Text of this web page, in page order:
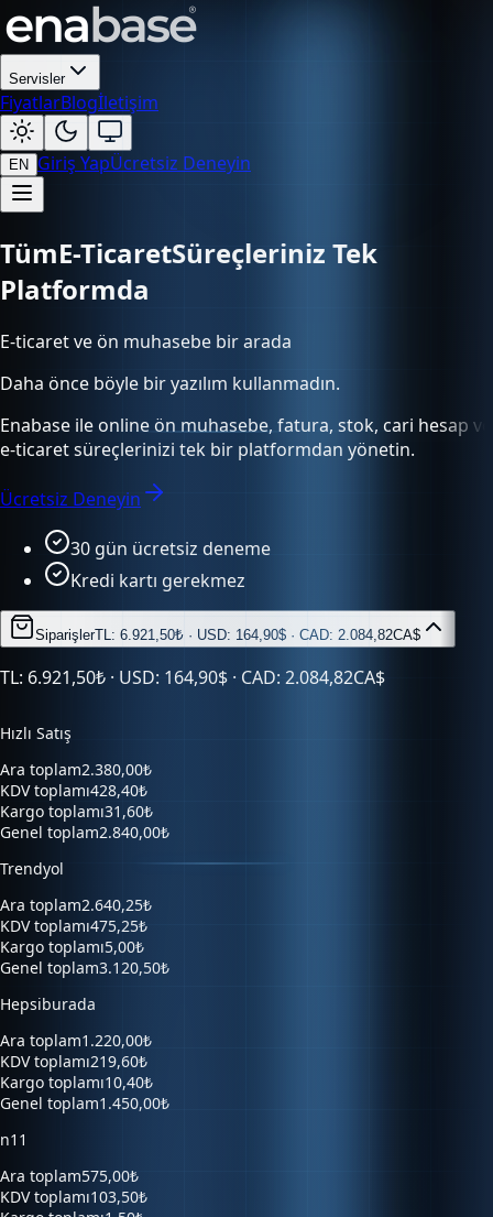
Servisler
FiyatlarBlogİletişim
EN Giriş YapÜcretsiz Deneyin
Tüm Süreçleriniz Tek Platformda
E-ticaret ve ön muhasebe bir arada
Daha önce böyle bir yazılım kullanmadın.
Enabase ile online ön muhasebe, fatura, stok, cari hesap ve
e-ticaret süreçlerinizi tek bir platformdan yönetin.
Ücretsiz Deneyin
30 gün ücretsiz deneme
Kredi kartı gerekmez
TL: 6.921,50₺ · USD: 164,90$ · CAD: 2.084,82CA$
Ara toplam
Kargo toplamı31,60₺
Genel toplam2.840,00₺
Trendyol
Ara toplam
Kargo toplamı5,00₺
Genel toplam3.120,50₺
Hepsiburada
Ara toplam1.220,00₺
Kargo toplamı10,40₺
Genel toplam1.450,00₺
n11
Ara toplam
Kargo toplamı1,50₺
Genel toplam680,00₺